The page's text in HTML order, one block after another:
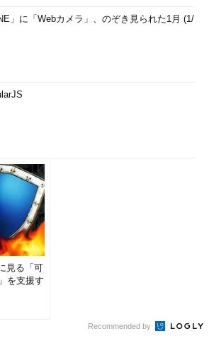
」に「Webカメラ」、のぞき見られた1月 (1/
見る「可
を支援す
Recommended by